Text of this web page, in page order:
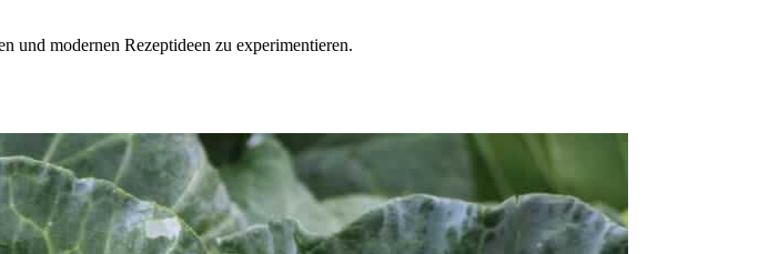
und modernen Rezeptideen zu experimentieren.